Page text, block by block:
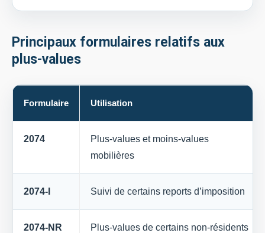
Principaux formulaires relatifs aux
plus-values
Formulaire Utilisation
2074
Plus-values et moins-values
mobilières
2074-I Suivi de certains reports d’imposition
2074-NR Plus-values de certains non-résidents